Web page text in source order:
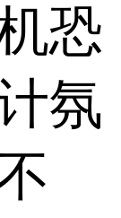
恐
氛